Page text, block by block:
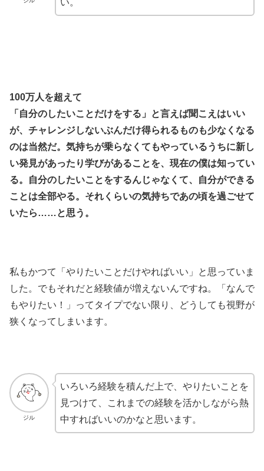
い。
100万人を超えて
「自分のしたいことだけをする」と言えば聞こえはいい
が、チャレンジしないぶんだけ得られるものも少なくなる
のは当然だ。気持ちが乗らなくてもやっているうちに新し
い発見があったり学びがあることを、現在の僕は知ってい
る。自分のしたいことをするんじゃなくて、自分ができる
ことは全部やる。それくらいの気持ちであの頃を過ごせて
いたら……と思う。
私もかつて「やりたいことだけやればいい」と思っていま
した。でもそれだと経験値が増えないんですね。「なんで
もやりたい！」ってタイプでない限り、どうしても視野が
狭くなってしまいます。
ジル
いろいろ経験を積んだ上で、やりたいことを
見つけて、これまでの経験を活かしながら熱
中すればいいのかなと思います。